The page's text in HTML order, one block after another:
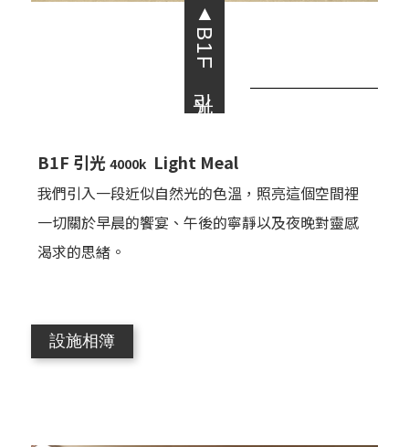
▲B1F 引光
B1F 引光4000k Light Meal
我們引入一段近似自然光的色溫，照亮這個空間裡
一切關於早晨的饗宴、午後的寧靜以及夜晚對靈感
渴求的思緒。
設施相簿